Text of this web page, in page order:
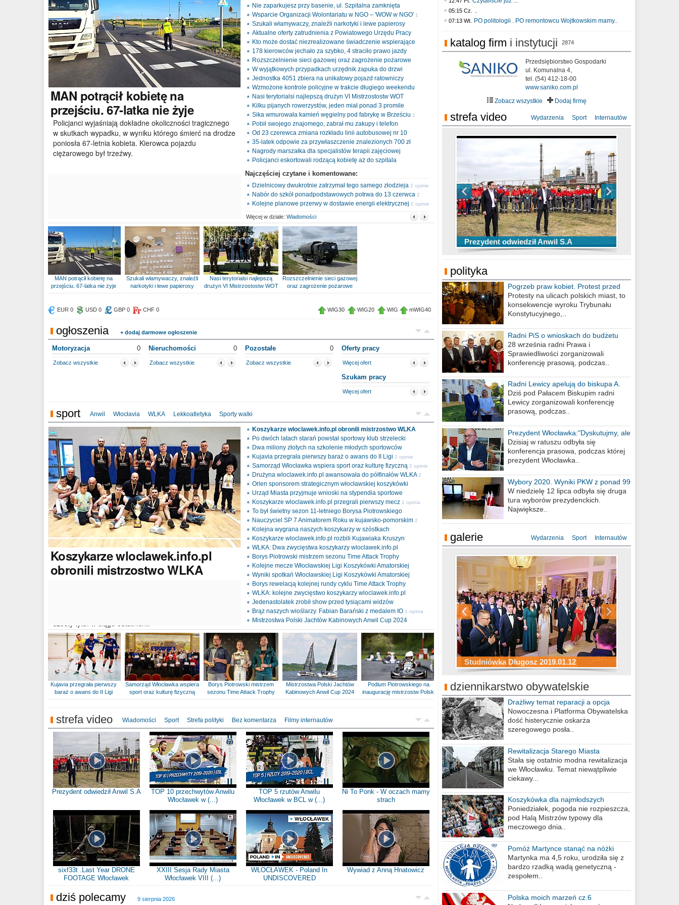
MAN potrącił kobietę na
przejściu. 67-latka nie żyje
Policjanci wyjaśniają dokładne okoliczności tragicznego
w skutkach wypadku, w wyniku którego śmierć na drodze
poniosła 67-letnia kobieta. Kierowca pojazdu
ciężarowego był trzeźwy.
Nie zaparkujesz przy basenie, ul. Szpitalna zamknięta
Wsparcie Organizacji Wolontariatu w NGO – 'WOW w NGO' 1
opinia
Szukali włamywaczy, znaleźli narkotyki i lewe papierosy
Aktualne oferty zatrudnienia z Powiatowego Urzędu Pracy
Kto może dostać niezrealizowane świadczenie wspierające
178 kierowców jechało za szybko, 4 straciło prawo jazdy
Rozszczelnienie sieci gazowej oraz zagrożenie pożarowe
W wyjątkowych przypadkach urzędnik zapuka do drzwi
Jednostka 4051 zbiera na unikatowy pojazd ratowniczy
Wzmożone kontrole policyjne w trakcie długiego weekendu
Nasi terytorialsi najlepszą drużyn VI Mistrzostostw WOT
Kilku pijanych rowerzystów, jeden miał ponad 3 promile
Sika wmurowała kamień węgielny pod fabrykę w Brześciu 1
opinia
Pobił swojego znajomego, zabrał mu zakupy i telefon
Od 23 czerewca zmiana rozkładu linii autobusowej nr 10
35-latek odpowie za przywłaszczenie znalezionych 700 zł
Nagrody marszałka dla specjalistów terapii zajęciowej
Policjanci eskortowali rodzącą kobietę aż do szpitala
Najczęściej czytane i komentowane:
Dzielnicowy dwukrotnie zatrzymał tego samego złodzieja 2 opinie
Nabór do szkół ponadpodstawowych potrwa do 13 czerwca 2
opinie
Kolejne planowe przerwy w dostawie energii elektrycznej 2 opinie
Więcej w dziale: Wiadomości
MAN potrącił kobietę na
przejściu. 67-latka nie żyje
Szukali włamywaczy, znaleźli
narkotyki i lewe papierosy
Nasi terytorialsi najlepszą
drużyn VI Mistrzostostw WOT
Rozszczelnienie sieci gazowej
oraz zagrożenie pożarowe
EUR 0 USD 0 GBP 0 CHF 0 WIG30 WIG20 WIG mWIG40
ogłoszenia + dodaj darmowe ogłoszenie
Motoryzacja 0
Zobacz wszystkie
Nieruchomości 0
Zobacz wszystkie
Pozostałe 0
Zobacz wszystkie
Oferty pracy
Więcej ofert
Szukam pracy
Więcej ofert
sport Anwil Włocłavia WLKA Lekkoatletyka Sporty walki
Koszykarzewloclawek.info.pl
obronili mistrzostwo WLKA
Koszykarze wloclawek.info.pl obronili mistrzostwo WLKA
Po dwóch latach starań powstał sportowy klub strzelecki
Dwa miliony złotych na szkolenie młodych sportowców
Kujavia przegrała pierwszy baraż o awans do II Ligi 2 opinie
Samorząd Włocławka wspiera sport oraz kulturę fizyczną 2 opinie
Drużyna wloclawek.info.pl awansowała do półfinałów WLKA 2
opinie
Orlen sponsorem strategicznym włocławskiej koszykówki
Urząd Miasta przyjmuje wnioski na stypendia sportowe
Koszykarze wloclawek.info.pl przegrali pierwszy mecz 1 opinia
To był świetny sezon 11-letniego Borysa Piotrowskiego
Nauczyciel SP 7 Animatorem Roku w kujawsko-pomorskim 2
opinie
Kolejna wygrana naszych koszykarzy w szóstkach
Koszykarze wloclawek.info.pl rozbili Kujawiaka Kruszyn
WLKA: Dwa zwycięstwa koszykarzy wloclawek.info.pl
Borys Piotrowski mistrzem sezonu Time Attack Trophy
Kolejne mecze Włocławskiej Ligi Koszykówki Amatorskiej
Wyniki spotkań Włocławskiej Ligi Koszykówki Amatorskiej
Borys rewelacją kolejnej rundy cyklu Time Attack Trophy
WLKA: kolejne zwycięstwo koszykarzy wloclawek.info.pl
Jedenastolatek zrobił show przed tysiącami widzów
Brąz naszych wioślarzy. Fabian Barański z medalem IO 1 opinia
Mistrzostwa Polski Jachtów Kabinowych Anwil Cup 2024
Kujavia przegrała pierwszy
baraż o awans do II Ligi
Samorząd Włocławka wspiera
sport oraz kulturę fizyczną
Borys Piotrowski mistrzem
sezonu Time Attack Trophy
Mistrzostwa Polski Jachtów
Kabinowych Anwil Cup 2024
Podium Piotrowskiego na
inaugurację mistrzostw Polski
strefa video Wiadomości Sport Strefa polityki Bez komentarza Filmy internautów
Prezydent odwiedził Anwil S.A
TOP 10 przechwytów Anwilu
Włocławek w (...)
TOP 5 rzutów Anwilu
Włocławek w BCL w (...)
Ni To Ponk - W oczach mamy
strach
sixf33t .Last Year DRONE
FOOTAGE Włocławek
XXIII Sesja Rady Miasta
Włocławek VIII (...)
WŁOCŁAWEK - Poland In
UNDISCOVERED
Wywiad z Anną Hnatowicz
dziś polecamy 9 sierpnia 2026
05:15 Cz. ..
07:13 Wt. PO politologii . PO remontowcu Wojtkowskim mamy..
katalog firm i instytucji 2874
Przedsiębiorstwo Gospodarki
ul. Komunalna 4,
tel. (54) 412-18-00
www.saniko.com.pl
Zobacz wszystkie
Dodaj firmę
strefa video Wydarzenia Sport Internautów
Prezydent odwiedził Anwil S.A
TOP 10 przechwytów Anwilu Włocławek
w EBL w sezonie 2019/2020
TOP 5 rzutów Anwilu Włocławek w BCL
w sezonie 2019/2020
Ni To Ponk - W oczach mamy strach
sixf33t .Last Year DRONE FOOTAGE
Włocławek
XXIII Sesja Rady Miasta Włocławek VIII
kadencji w dniu 09.06.2020 r.
polityka
Pogrzeb praw kobiet. Protest przed
biurem poselskim PiS
Protesty na ulicach polskich miast, to
konsekwencje wyroku Trybunału
Konstytucyjnego,..
Radni PiS o wnioskach do budżetu
miasta na 2021 rok
28 września radni Prawa i
Sprawiedliwości zorganizowali
konferencję prasową, podczas..
Radni Lewicy apelują do biskupa A.
Wiesława Meringa
Dziś pod Pałacem Biskupim radni
Lewicy zorganizowali konferencję
prasową, podczas..
Prezydent Włocławka:"Dyskutujmy, ale
nie obrażajmy się”
Dzisiaj w ratuszu odbyła się
konferencja prasowa, podczas której
prezydent Włocławka..
Wybory 2020. Wyniki PKW z ponad 99
procent obwodów
W niedzielę 12 lipca odbyła się druga
tura wyborów prezydenckich.
Największe..
galerie Wydarzenia Sport Internautów
Studniówka Długosz 2019.01.12
ZS Budowlanych 2019.01.12
Studniówka LZK 2019.01.11
Studniówka Kopernik 2019.01.11
Studniówka LMK 2019.01.05
Studniówka ZS Ekonomicznych
2019.01.05
dziennikarstwo obywatelskie
Drażliwy temat reparacji a opcja
berlińska
Nowoczesna i Platforma Obywatelska
dość histerycznie oskarża
szeregowego posła..
Rewitalizacja Starego Miasta
Stała się ostatnio modna rewitalizacja
we Włocławku. Temat niewątpliwie
ciekawy...
Koszykówka dla najmłodszych
Poniedziałek, pogoda nie rozpieszcza,
pod Halą Mistrzów typowy dla
meczowego dnia..
Pomóż Martynce stanąć na nóżki
Martynka ma 4,5 roku, urodziła się z
bardzo rzadką wadą genetyczną -
zespołem..
Polska moich marzeń cz.6